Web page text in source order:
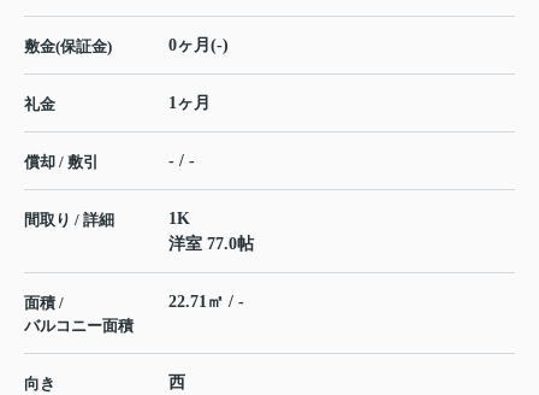
敷金(保証金) 0ヶ月(-)
礼金 1ヶ月
償却 / 敷引 - / -
間取り / 詳細
1K
洋室 77.0帖
面積 /
バルコニー面積
22.71㎡ / -
向き 西